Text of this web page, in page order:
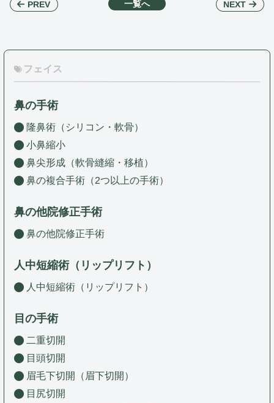
PREV 一覧へ NEXT
フェイス
鼻の手術
隆鼻術（シリコン・軟骨）
小鼻縮小
鼻尖形成（軟骨縫縮・移植）
鼻の複合手術（2つ以上の手術）
鼻の他院修正手術
鼻の他院修正手術
人中短縮術（リップリフト）
人中短縮術（リップリフト）
目の手術
二重切開
目頭切開
眉毛下切開（眉下切開）
目尻切開